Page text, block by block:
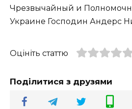
Чрезвычайный и
Украине Господин Андерс
Оцініть статтю
Поділитися з друзями